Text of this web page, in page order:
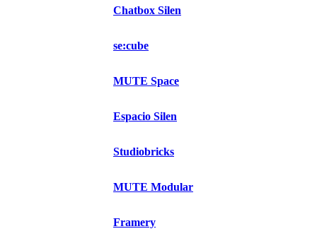
Chatbox Silen
se:cube
MUTE Space
Espacio Silen
Studiobricks
MUTE Modular
Framery